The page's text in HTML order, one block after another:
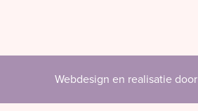
Webdesign en realisatie door